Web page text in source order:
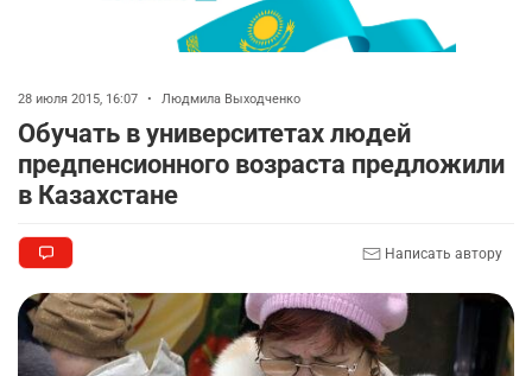
28 июля 2015, 16:07 • Людмила Выходченко
Обучать в университетах людей
предпенсионного возраста предложили
в Казахстане
Написать автору